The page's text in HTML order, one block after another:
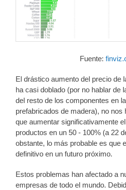
Fuente:
El drástico aumento del precio de
ha casi doblado (por no hablar de
del resto de los componentes en
prefabricados de madera), no nos
que aumentar significativamente
productos en un 50 - 100% (a 22
obstante, lo más probable es que
definitivo en un futuro próximo.
Estos problemas han afectado a
empresas de todo el mundo.